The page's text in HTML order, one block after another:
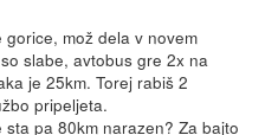
mož dela v novem
slabe, avtobus gre 2x na
je 25km. Torej rabiš 2
pripeljeta.
pa 80km narazen? Za bajto